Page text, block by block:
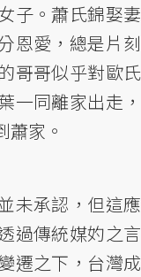
子。蕭氏錦娶妻
恩愛，總是片刻
哥哥似乎對歐氏
一同離家出走，
蕭家。
未承認，但這應
過傳統媒妁之言
遷之下，台灣成